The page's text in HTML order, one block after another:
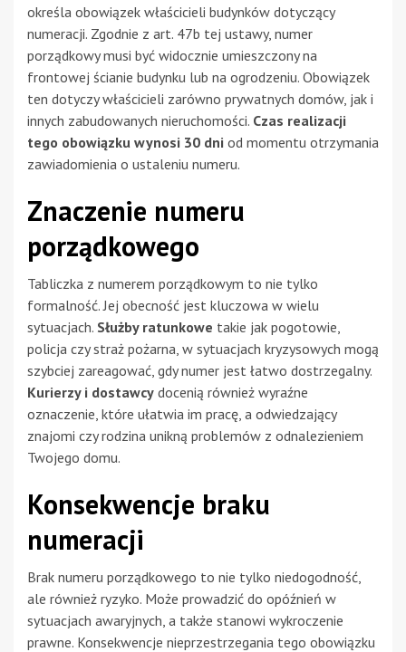
określa obowiązek właścicieli budynków dotyczący
numeracji. Zgodnie z art. 47b tej ustawy, numer
porządkowy musi być widocznie umieszczony na
frontowej ścianie budynku lub na ogrodzeniu. Obowiązek
ten dotyczy właścicieli zarówno prywatnych domów, jak i
innych zabudowanych nieruchomości. Czas realizacji
tego obowiązku wynosi 30 dni od momentu otrzymania
zawiadomienia o ustaleniu numeru.
Znaczenie numeru
porządkowego
Tabliczka z numerem porządkowym to nie tylko
formalność. Jej obecność jest kluczowa w wielu
sytuacjach. Służby ratunkowe takie jak pogotowie,
policja czy straż pożarna, w sytuacjach kryzysowych mogą
szybciej zareagować, gdy numer jest łatwo dostrzegalny.
Kurierzy i dostawcy docenią również wyraźne
oznaczenie, które ułatwia im pracę, a odwiedzający
znajomi czy rodzina unikną problemów z odnalezieniem
Twojego domu.
Konsekwencje braku
numeracji
Brak numeru porządkowego to nie tylko niedogodność,
ale również ryzyko. Może prowadzić do opóźnień w
sytuacjach awaryjnych, a także stanowi wykroczenie
prawne. Konsekwencje nieprzestrzegania tego obowiązku